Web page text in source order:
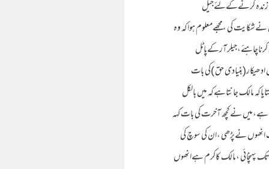
زندہ کرنےکےلئےجیل
لوگوں نےشکایت کی ،مجھےمعلوم ہواکہ وہ
ادھیکار(بنیادی حق )کی بات
مالک جانتاہےکہ میں بالکل
نےکچھ آخرت کی بات کہہ
انھوں نےپڑھی ،ان کی سوچ کی
پہنچائی ،مالک کاکرم ہےانھوں